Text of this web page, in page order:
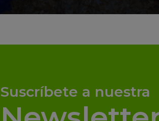
Suscríbete a nuestra